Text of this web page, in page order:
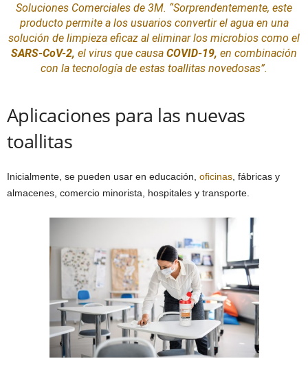
Soluciones Comerciales de 3M. “Sorprendentemente, este
producto permite a los usuarios convertir el agua en una
solución de limpieza eficaz al eliminar los microbios como el
SARS-CoV-2, el virus que causa COVID-19, en combinación
con la tecnología de estas toallitas novedosas”.
Aplicaciones para las nuevas
toallitas
Inicialmente, se pueden usar en educación, oficinas , fábricas y
almacenes, comercio minorista, hospitales y transporte.